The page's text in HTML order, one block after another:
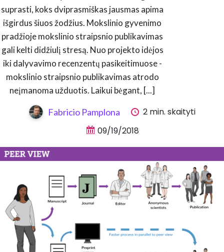
suprasti, koks dviprasmiškas jausmas apima
išgirdus šiuos žodžius. Mokslinio gyvenimo
pradžioje mokslinio straipsnio publikavimas
gali kelti didžiulį stresą. Nuo projekto idėjos
iki dalyvavimo recenzentų pasikeitimuose -
mokslinio straipsnio publikavimas atrodo
neįmanoma užduotis. Laikui bėgant, [...]
Fabricio Pamplona
2 min. skaityti
09/19/2018